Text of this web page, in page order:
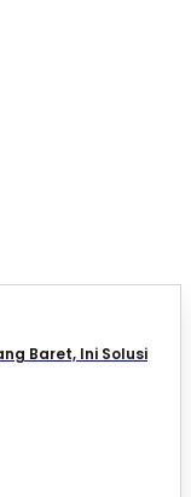
Baret, Ini Solusi